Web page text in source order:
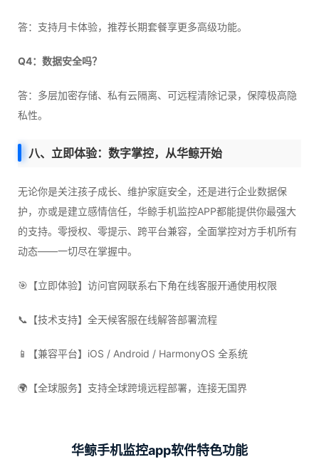
答：支持月卡体验，推荐长期套餐享更多高级功能。
Q4：数据安全吗？
答：多层加密存储、私有云隔离、可远程清除记录，保障极高隐
私性。
八、立即体验：数字掌控，从华鲸开始
无论你是关注孩子成长、维护家庭安全，还是进行企业数据保
护，亦或是建立感情信任，华鲸手机监控APP都能提供你最强大
的支持。零授权、零提示、跨平台兼容，全面掌控对方手机所有
动态——一切尽在掌握中。
🎯【立即体验】访问官网联系右下角在线客服开通使用权限
📞【技术支持】全天候客服在线解答部署流程
📱【兼容平台】iOS / Android / HarmonyOS 全系统
🌍【全球服务】支持全球跨境远程部署，连接无国界
华鲸手机监控app软件特色功能